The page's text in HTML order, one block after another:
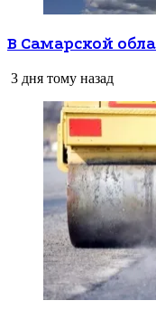
В Самарской
3 дня тому назад